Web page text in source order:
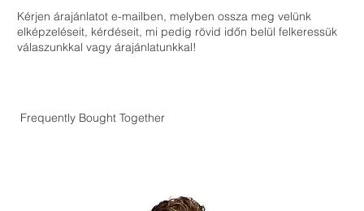
Kérjen árajánlatot e-mailben, melyben ossza meg velünk
elképzeléseit, kérdéseit, mi pedig rövid időn belül felkeressük
válaszunkkal vagy árajánlatunkkal!
Frequently Bought Together